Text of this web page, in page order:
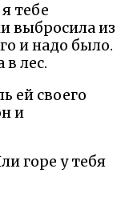
тебе
выбросила из
и надо было.
в лес.
ей своего
и
горе у тебя